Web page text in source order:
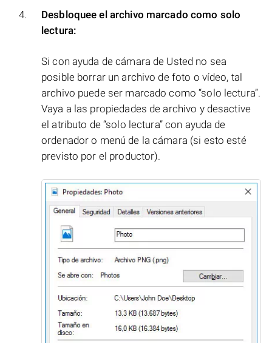
Desbloquee el archivo marcado como solo
lectura:
Si con ayuda de cámara de Usted no sea
posible borrar un archivo de foto o vídeo, tal
archivo puede ser marcado como “solo lectura”.
Vaya a las propiedades de archivo y desactive
el atributo de “solo lectura” con ayuda de
ordenador o menú de la cámara (si esto esté
previsto por el productor).